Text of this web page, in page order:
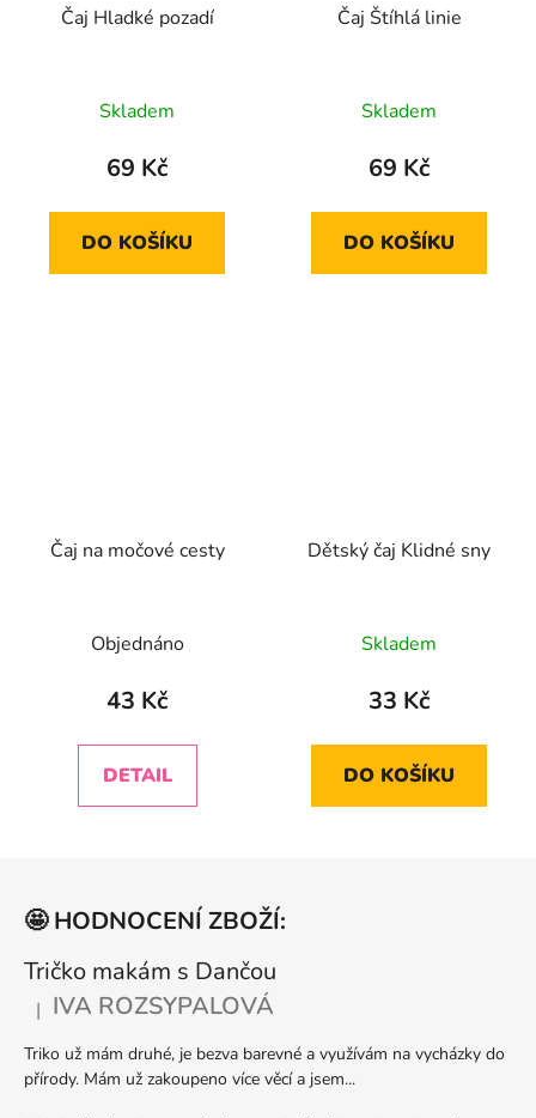
Čaj Hladké pozadí
Skladem
69 Kč
DO KOŠÍKU
Čaj Štíhlá linie
Skladem
69 Kč
DO KOŠÍKU
Čaj na močové cesty
Objednáno
43 Kč
DETAIL
Dětský čaj Klidné sny
Skladem
33 Kč
DO KOŠÍKU
🤩 HODNOCENÍ ZBOŽÍ:
Tričko makám s Dančou
Hodnocení produktu je 5 z 5 hvězdiček.
| IVA ROZSYPALOVÁ
Triko už mám druhé, je bezva barevné a využívám na vycházky do
přírody. Mám už zakoupeno více věcí a jsem...